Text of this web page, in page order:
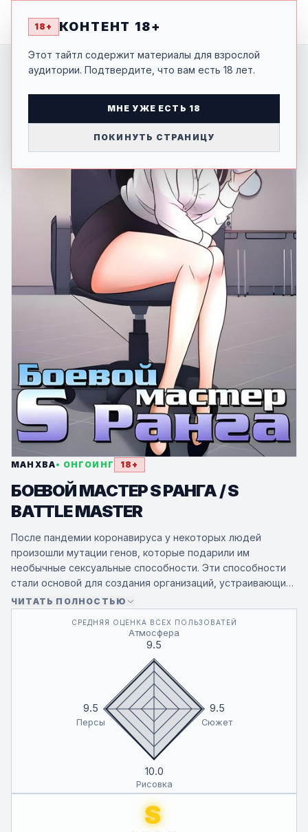
MANGA -SHI
18+ КОНТЕНТ 18+
Этот тайтл содержит материалы для взрослой
аудитории. Подтвердите, что вам есть 18 лет.
МНЕ УЖЕ ЕСТЬ 18
ПОКИНУТЬ СТРАНИЦУ
МАНХВА• ОНГОИНГ 18+
БОЕВОЙ МАСТЕР S РАНГА / S
BATTLE MASTER
После пандемии коронавируса у некоторых людей
произошли мутации генов, которые подарили им
необычные сексуальные способности. Эти способности
стали основой для создания организаций, устраивающих
соревнования между экстрасенсами в сексуальных
битвах. Главная героиня, Ким Бинь, случайно
обнаруживает в себе эти способности и решает
наказывать тех, кто незаконно наживается на богатстве.
ЧИТАТЬ ПОЛНОСТЬЮ
СРЕДНЯЯ ОЦЕНКА ВСЕХ ПОЛЬЗОВАТЕЙ
9.5
9.5
10.0
9.5
Атмосфера
Сюжет
Рисовка
Персы
S